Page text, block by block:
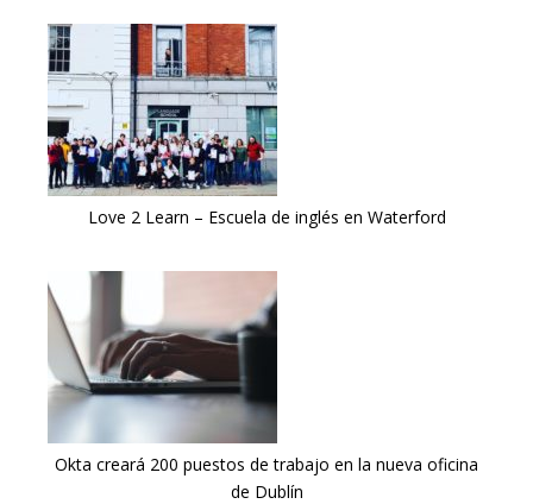
Love 2 Learn – Escuela de inglés en Waterford
Okta creará 200 puestos de trabajo en la nueva oficina
de Dublín